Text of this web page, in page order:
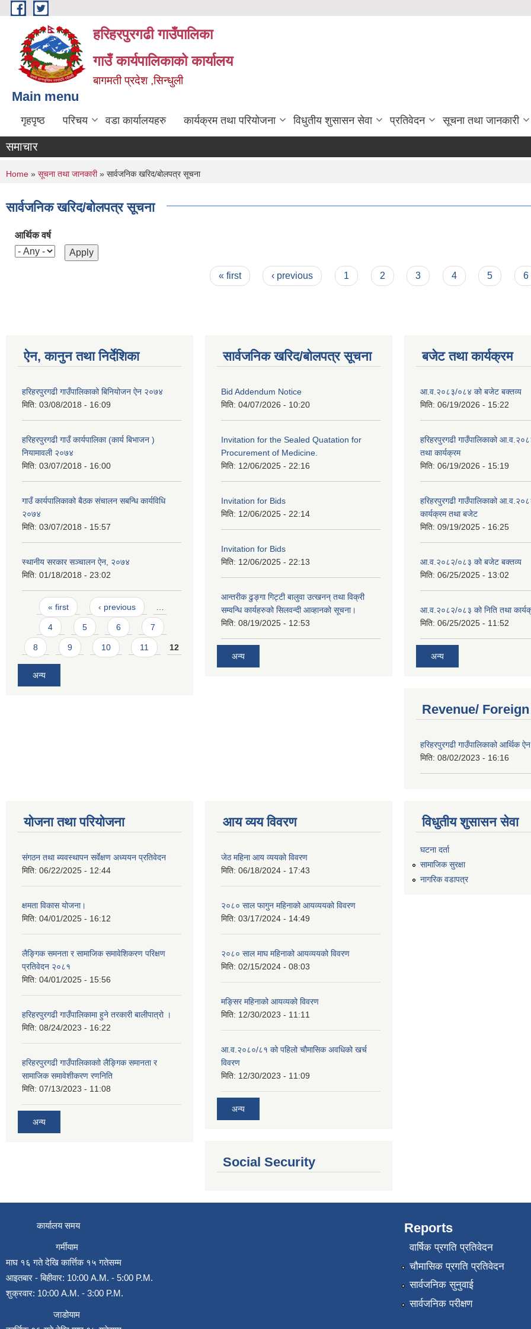
Skip to main content
हरिहरपुरगढी गाउँपालिका
गाउँ कार्यपालिकाको कार्यालय
बागमती प्रदेश ,सिन्धुली
Main menu
गृहपृष्ठ परिचय वडा कार्यालयहरु कार्यक्रम तथा परियोजना विधुतीय शुसासन सेवा प्रतिवेदन सूचना तथा जानकारी
समाचार
You are here
Home » सूचना तथा जानकारी» सार्वजनिक खरिद/बोलपत्र सूचना
सार्वजनिक खरिद/बोलपत्र सूचना
आर्थिक वर्ष
« first ‹ previous 1 2 3 4 5 6
ऐन, कानुन तथा निर्देशिका
हरिहरपुरगढी गाउँपालिकाको बिनियोजन ऐन २०७४
मिति: 03/08/2018 - 16:09
हरिहरपुरगढी गाउँ कार्यपालिका (कार्य बिभाजन )
नियामावली २०७४
मिति: 03/07/2018 - 16:00
गाउँ कार्यपालिकाको बैठक संचालन सबन्धि कार्यविधि
२०७४
मिति: 03/07/2018 - 15:57
स्थानीय सरकार सञ्चालन ऐन, २०७४
मिति: 01/18/2018 - 23:02
Pages
« first ‹ previous
4 5 6 7
8 9 10 11 12
अन्य
सार्वजनिक खरिद/बोलपत्र सूचना
Bid Addendum Notice
मिति: 04/07/2026 - 10:20
Invitation for the Sealed Quatation for
Procurement of Medicine.
मिति: 12/06/2025 - 22:16
Invitation for Bids
मिति: 12/06/2025 - 22:14
Invitation for Bids
मिति: 12/06/2025 - 22:13
आन्तरीक ढुङ्गा गिट्टी बालुवा उत्खनन् तथा विक्री
सम्वन्धि कार्यहरुको सिलवन्दी आव्हानको सूचना।
मिति: 08/19/2025 - 12:53
अन्य
बजेट तथा कार्यक्रम
आ.व.२०८३/०८४ को बजेट बक्तव्य
मिति: 06/19/2026 - 15:22
हरिहरपुरगढी गाउँपालिकाको
तथा कार्यक्रम
मिति: 06/19/2026 - 15:19
हरिहरपुरगढी गाउँपालिकाको
कार्यक्रम तथा बजेट
मिति: 09/19/2025 - 16:25
आ.व.२०८२/०८३ को बजेट बक्तव्य
मिति: 06/25/2025 - 13:02
आ.व.२०८२/०८३ को निति तथा
मिति: 06/25/2025 - 11:52
अन्य
Revenue/
हरिहरपुरगढी गाउँपालिकाको आर्थिक
मिति: 08/02/2023 - 16:16
योजना तथा परियोजना
संगठन तथा ब्यवस्थापन सर्वेक्षण अध्ययन प्रतिवेदन
मिति: 06/22/2025 - 12:44
क्षमता विकास योजना।
मिति: 04/01/2025 - 16:12
लैङ्गिक समनता र सामाजिक समावेशिकरण परिक्षण
प्रतिवेदन २०८१
मिति: 04/01/2025 - 15:56
हरिहरपुरगढी गाउँपालिकामा हुने तरकारी बालीपात्रो ।
मिति: 08/24/2023 - 16:22
हरिहरपुरगढी गाउँपालिकाकाो लैङ्गिक समानता र
सामाजिक समावेशीकरण रणनिति
मिति: 07/13/2023 - 11:08
अन्य
आय व्यय विवरण
जेठ महिना आय व्ययको विवरण
मिति: 06/18/2024 - 17:43
२०८० साल फागुन महिनाको आयव्ययको विवरण
मिति: 03/17/2024 - 14:49
२०८० साल माघ महिनाको आयव्ययको विवरण
मिति: 02/15/2024 - 08:03
मङ्सिर महिनाको आयव्यको विवरण
मिति: 12/30/2023 - 11:11
आ.व.२०८०/८१ को पहिलो चौमासिक अवधिको खर्च
विवरण
मिति: 12/30/2023 - 11:09
अन्य
Social Security
विधुतीय शुसासन सेवा
घटना दर्ता
सामाजिक सुरक्षा
नागरिक वडापत्र
कार्यालय समय
गर्मीयाम
माघ १६ गते देखि कार्त्तिक १५ गतेसम्म
आइतबार - बिहीवार: 10:00 A.M. - 5:00 P.M.
शुक्रवार: 10:00 A.M. - 3:00 P.M.
जाडोयाम
Reports
वार्षिक प्रगति प्रतिवेदन
चौमासिक प्रगति प्रतिवेदन
सार्वजनिक सुनुवाई
सार्वजनिक परीक्षण